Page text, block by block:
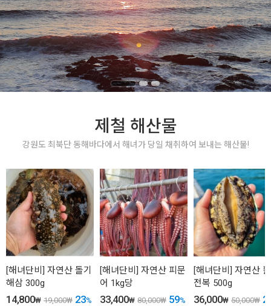
제철 해산물
강원도 최북단 동해바다에서 해녀가 당일 채취하여 보내는 해산물!
[해녀단비] 자연산 돌기
해삼 300g
14,800₩ 19,000₩ 23%
[해녀단비] 자연산 피문
어 1kg당
33,400₩ 80,000₩ 59%
[해녀단비] 자연산 활
전복 500g
36,000₩ 50,000₩